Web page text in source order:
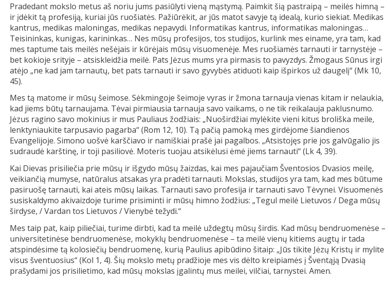
Pradedant mokslo metus aš noriu jums pasiūlyti vieną mąstymą. Paimkit šią pastraipą – meilės himną –
ir įdėkit tą profesiją, kuriai jūs ruošiatės. Pažiūrėkit, ar jūs matot savyje tą idealą, kurio siekiat. Medikas
kantrus, medikas maloningas, medikas nepavydi. Informatikas kantrus, informatikas maloningas…
Teisininkas, kunigas, karininkas… Nes mūsų profesijos, tos studijos, kurlink mes einame, yra tam, kad
mes taptume tais meilės nešėjais ir kūrėjais mūsų visuomenėje. Mes ruošiamės tarnauti ir tarnystėje –
bet kokioje srityje – atsiskleidžia meilė. Pats Jėzus mums yra pirmasis to pavyzdys. Žmogaus Sūnus irgi
atėjo „ne kad jam tarnautų, bet pats tarnauti ir savo gyvybės atiduoti kaip išpirkos už daugelį“ (Mk 10,
45).
Mes tą matome ir mūsų šeimose. Sėkmingoje šeimoje vyras ir žmona tarnauja vienas kitam ir nelaukia,
kad jiems būtų tarnaujama. Tėvai pirmiausia tarnauja savo vaikams, o ne tik reikalauja paklusnumo.
Jėzus ragino savo mokinius ir mus Pauliaus žodžiais: „Nuoširdžiai mylėkite vieni kitus broliška meile,
lenktyniaukite tarpusavio pagarba“ (Rom 12, 10). Tą pačią pamoką mes girdėjome šiandienos
Evangelijoje. Simono uošvė karščiavo ir namiškiai prašė jai pagalbos. „Atsistojęs prie jos galvūgalio jis
sudraudė karštinę, ir toji pasiliovė. Moteris tuojau atsikėlusi ėmė jiems tarnauti“ (Lk 4, 39).
Kai Dievas prisiliečia prie mūsų ir išgydo mūsų žaizdas, kai mes pajaučiam Šventosios Dvasios meilę,
veikiančią mumyse, natūralus atsakas yra pradėti tarnauti. Mokslas, studijos yra tam, kad mes būtume
pasiruošę tarnauti, kai ateis mūsų laikas. Tarnauti savo profesija ir tarnauti savo Tėvynei. Visuomenės
susiskaldymo akivaizdoje turime prisiminti ir mūsų himno žodžius: „Tegul meilė Lietuvos / Dega mūsų
širdyse, / Vardan tos Lietuvos / Vienybė težydi.“
Mes taip pat, kaip piliečiai, turime dirbti, kad ta meilė uždegtų mūsų širdis. Kad mūsų bendruomenėse –
universitetinėse bendruomenėse, mokyklų bendruomenėse – ta meilė vienų kitiems augtų ir tada
atspindėsime tą kolosiečių bendruomenę, kurią Paulius apibūdino šitaip: „Jūs tikite Jėzų Kristų ir mylite
visus šventuosius“ (Kol 1, 4). Šių mokslo metų pradžioje mes vis dėlto kreipiamės į Šventąją Dvasią
prašydami jos prisilietimo, kad mūsų mokslas įgalintų mus meilei, vilčiai, tarnystei. Amen.